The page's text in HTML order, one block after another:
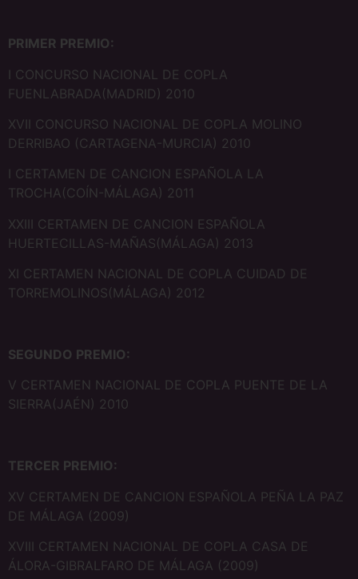
PRIMER PREMIO:
I CONCURSO NACIONAL DE COPLA
FUENLABRADA(MADRID) 2010
XVII CONCURSO NACIONAL DE COPLA MOLINO
DERRIBAO (CARTAGENA-MURCIA) 2010
I CERTAMEN DE CANCION ESPAÑOLA LA
TROCHA(COÍN-MÁLAGA) 2011
XXIII CERTAMEN DE CANCION ESPAÑOLA
HUERTECILLAS-MAÑAS(MÁLAGA) 2013
XI CERTAMEN NACIONAL DE COPLA CUIDAD DE
TORREMOLINOS(MÁLAGA) 2012
SEGUNDO PREMIO:
V CERTAMEN NACIONAL DE COPLA PUENTE DE LA
SIERRA(JAÉN) 2010
TERCER PREMIO:
XV CERTAMEN DE CANCION ESPAÑOLA PEÑA LA PAZ
DE MÁLAGA (2009)
XVIII CERTAMEN NACIONAL DE COPLA CASA DE
ÁLORA-GIBRALFARO DE MÁLAGA (2009)